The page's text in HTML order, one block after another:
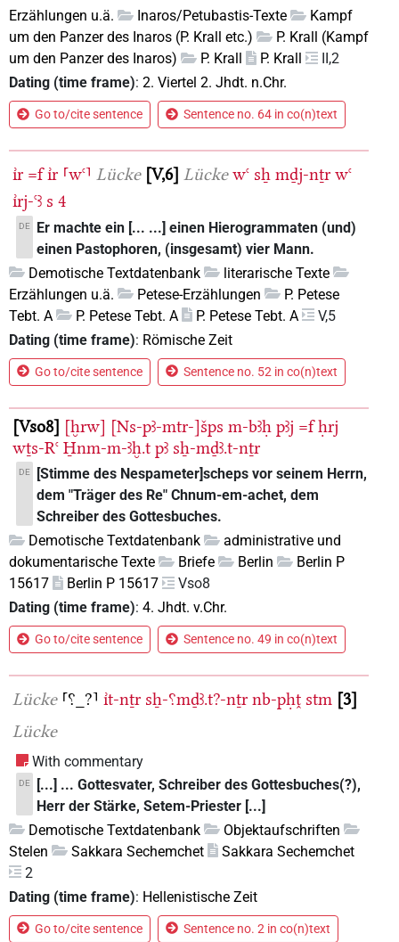
Erzählungen u.ä.
Inaros/Petubastis-Texte
Kampf
um den Panzer des Inaros (P. Krall etc.)
P. Krall (Kampf
um den Panzer des Inaros)
P. Krall P. Krall
II,2
Dating (time frame): 2. Viertel 2. Jhdt. n.Chr.
Go to/cite sentence Sentence no. 64 in co(n)text
ı͗r =f ı͗r ⸢wꜥ⸣ Lücke V,6 Lücke wꜥ sẖ mḏj-nṯr wꜥ
ı͗rj-ꜥꜣ s 4
DE
Er machte ein [... ...] einen Hierogrammaten (und)
einen Pastophoren, (insgesamt) vier Mann.
Demotische Textdatenbank
literarische Texte
Erzählungen u.ä.
Petese-Erzählungen
P. Petese
Tebt. A
P. Petese Tebt. A P. Petese Tebt. A
V,5
Dating (time frame): Römische Zeit
Go to/cite sentence Sentence no. 52 in co(n)text
Vso8 [ḫrw] [Ns-pꜣ-mtr-]šps m-bꜣḥ pꜣj =f ḥrj
wṯs-Rꜥ H̱nm-m-ꜣḫ.t pꜣ sẖ-mḏꜣ.t-nṯr
DE
[Stimme des Nespameter]scheps vor seinem Herrn,
dem "Träger des Re" Chnum-em-achet, dem
Schreiber des Gottesbuches.
Demotische Textdatenbank
administrative und
dokumentarische Texte
Briefe Berlin
Berlin P
15617
Berlin P 15617
Vso8
Dating (time frame): 4. Jhdt. v.Chr.
Go to/cite sentence Sentence no. 49 in co(n)text
Lücke ⸢⸮_?⸣ ı͗t-nṯr sẖ-⸮mḏꜣ.t?-nṯr nb-pḥṱ stm 3
Lücke
With commentary
DE
[...] ... Gottesvater, Schreiber des Gottesbuches(?),
Herr der Stärke, Setem-Priester [...]
Demotische Textdatenbank
Objektaufschriften
Stelen
Sakkara Sechemchet
Sakkara Sechemchet
2
Dating (time frame): Hellenistische Zeit
Go to/cite sentence Sentence no. 2 in co(n)text